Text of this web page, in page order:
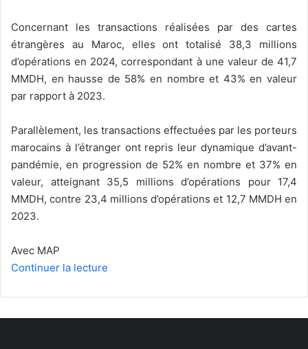
Concernant les transactions réalisées par des cartes
étrangères au Maroc, elles ont totalisé 38,3 millions
d’opérations en 2024, correspondant à une valeur de 41,7
MMDH, en hausse de 58% en nombre et 43% en valeur
par rapport à 2023.
Parallèlement, les transactions effectuées par les porteurs
marocains à l’étranger ont repris leur dynamique d’avant-
pandémie, en progression de 52% en nombre et 37% en
valeur, atteignant 35,5 millions d’opérations pour 17,4
MMDH, contre 23,4 millions d’opérations et 12,7 MMDH en
2023.
Avec MAP
Continuer la lecture